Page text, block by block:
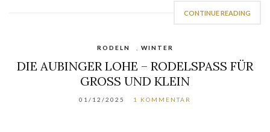
CONTINUE READING
RODELN WINTER
DIE AUBINGER LOHE – RODELSPASS FÜR G
ROSS UND KLEIN
01/12/2025 1 KOMMENTAR